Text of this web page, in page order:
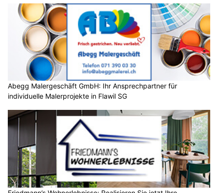
Abegg Malergeschäft GmbH: Ihr Ansprechpartner für
individuelle Malerprojekte in Flawil SG